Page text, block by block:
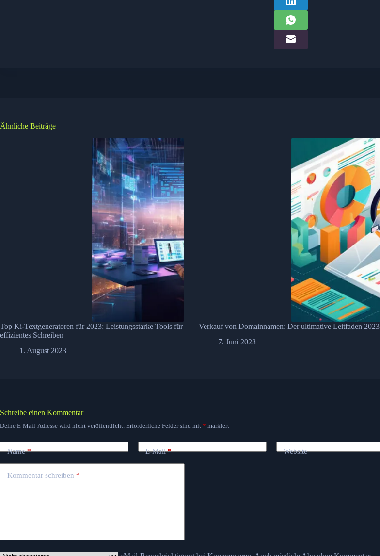
Ähnliche Beiträge
Top Ki-Textgeneratoren für 2023: Leistungsstarke Tools für
effizientes Schreiben
1. August 2023
Verkauf von Domainnamen: Der ultimative Leitfaden 2023
7. Juni 2023
Schreibe einen Kommentar
Deine E-Mail-Adresse wird nicht veröffentlicht. Erforderliche Felder sind mit * markiert
Name* E-Mail* Website
Kommentar schreiben *